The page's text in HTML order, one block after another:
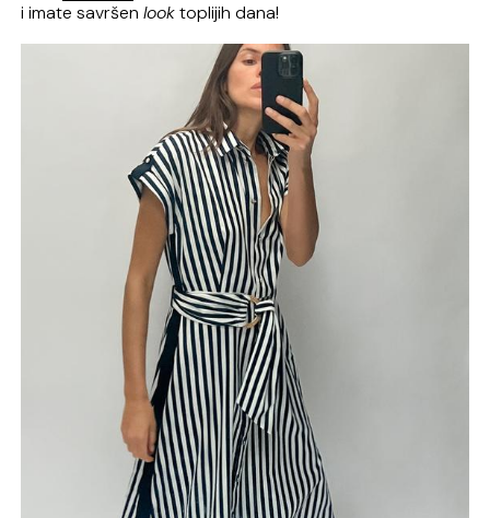
i imate savršenlooktoplijih dana!